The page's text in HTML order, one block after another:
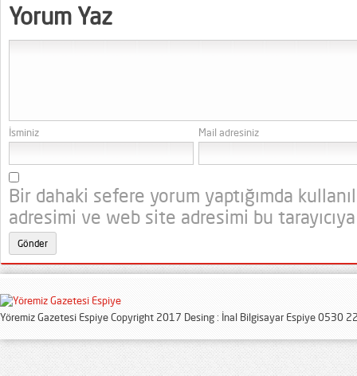
Yorum Yaz
İsminiz Mail adresiniz
Bir dahaki sefere yorum yaptığımda
adresimi ve web site adresimi bu
Yöremiz Gazetesi Espiye Copyright 2017 Desing : İnal Bilgisayar Espiye 0530